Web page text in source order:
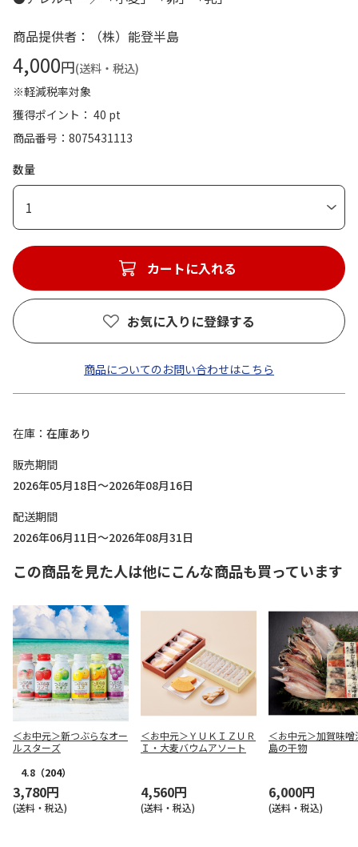
商品提供者：（株）能登半島
4,000円(送料・税込)
※軽減税率対象
獲得ポイント： 40 pt
商品番号
8075431113
数量
1
カートに入れる
お気に入りに登録する
商品についてのお問い合わせはこちら
在庫
在庫あり
販売期間
2026年05月18日～2026年08月16日
配送期間
2026年06月11日～2026年08月31日
この商品を見た人は他にこんな商品も買っています
＜お中元＞新つぶらなオー
ルスターズ
4.8 （204）
3,780円
(送料・税込)
＜お中元＞ＹＵＫＩＺＵＲ
Ｉ・大麦バウムアソート
4,560円
(送料・税込)
＜お中元＞加賀味噌
島の干物
6,000円
(送料・税込)